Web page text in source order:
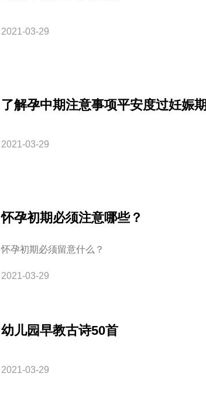
2021-03-29
了解孕中期注意事项平安度过妊娠期
2021-03-29
怀孕初期必须注意哪些？
怀孕初期必须留意什么？
2021-03-29
幼儿园早教古诗50首
2021-03-29